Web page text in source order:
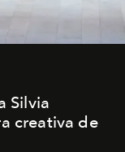
Silvia
creativa de